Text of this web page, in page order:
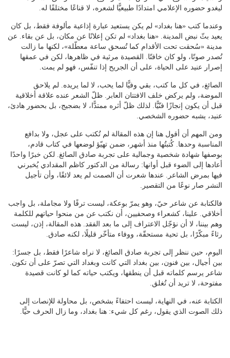
ليغدو حضوره الإعلامي امتدادًا طبيعيًّا لشعره، لا قناعًا مختلفًا له.
وعندما كتب «هنا بغداد» لم يكن يستعيد عبارة إذاعية مألوفة فقط، بل كان
يعيد بثّ نبض المدينة. «هنا بغداد» لم تكن إعلانًا عن مكان، بل عن بقاء. عن
مدينة «سُحقت تحت الأقدام كما تُسحق ساعة معطّلة»، لكنها ما زالت
تُصدر صوتًا، ولو كان خافتًا. القصيدة مرثية في ظاهرها، لكن في عمقها
إصرار عنيد على الحياة، على أن الجريح إذا تنفّس، فهو لم يمت.
الصائغ، في كل ما كتب، بقي وفيًّا لما يحب، لا لما يريده. لم يلاحق
الموضة، ولم يركض خلف الافتتان العابر. ظلّ الشعر عنده علاقة أخلاقية
قبل أن يكون إنجازًا فنّيًّا. لذلك ظلّ أثره ممتدًّا، لا بضجيج، بل بحضور هادئ،
عنيد، يشبه حضوره الشخصي.
ومن المهم أن أقول هنا إن هذه المقالة لم تُكتب على عجل، ولا بدافع
المناسبة وحدها. كُتبتُها منذ أشهر، ضمن تهيّؤ لوضعها في كتاب قادم،
بوصفها شهادة شخصية وجمالية على تجربة صادق الصائغ. لكن خبرًا واحدًا
أعادها إلى الضوء قبل أوانها: رسالة من الدكتور كاظم المقدادي يُخبرني
فيها بمرض الشاعر. عندها شعرت أن الصمت لم يعد لائقًا، وأن تأجيل
النشر صار نوعًا من التقصير.
فالكتابة عن شاعر حيّ، وهو يمرّ بوعكة، ليست ترفًا ولا مجاملة، بل واجب
أخلاقي. علينا، كشعراء وصحفيين، أن نكتب عن من منحوا حياتهم للكلمة
وهم بيننا، لا أن نؤجّل الاعتراف إلى ما بعد الفقد. هذه المقالة، إذن، ليست
رثاءً مبكّرًا، بل تحية مستحقّة، ووفاء متأخّر قليلًا، لكنه صادق.
اليوم، حين ننظر إلى تجربة صادق الصائغ، لا نراه شاعرًا فقط، بل جسرًا:
بين أجيال، بين فنون، بين بغداد التي كانت وبغداد التي تصرّ على أن تكون.
شاعر يرسم كلماته قبل أن ينطقها، ويكتب حياته كما لو كانت قصيدة
مفتوحة، لا تريد أن تُغلق.
الكتابة عنه، في النهاية، ليست احتفاءً بشخص، بل محاولة للإنصات إلى
ذلك الصوت الذي يقول، رغم كل شيء: هنا بغداد، وما زال الحرف حيًّا.